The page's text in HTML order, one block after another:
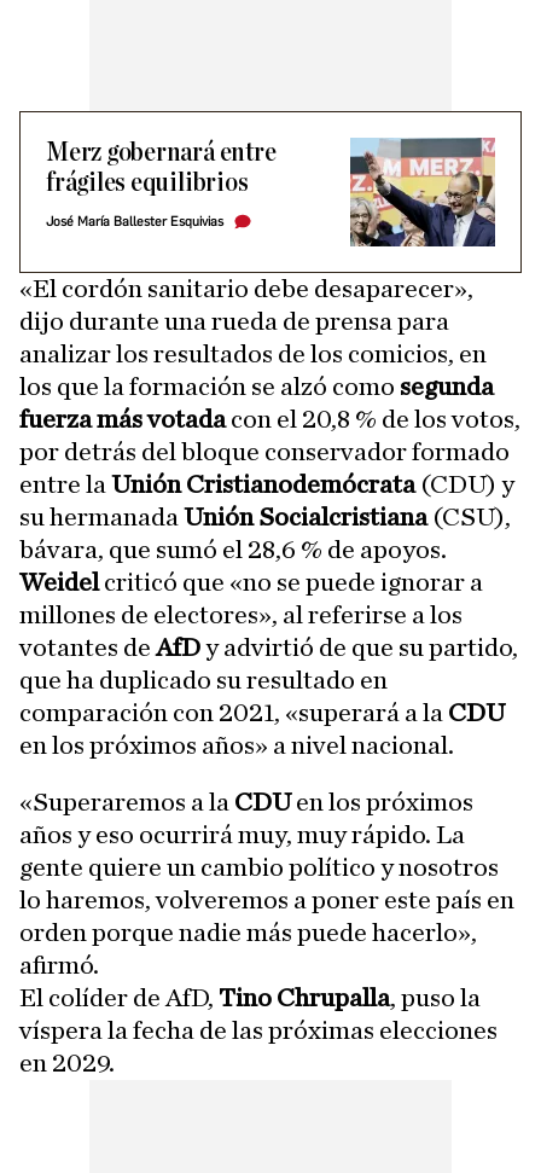
Merz gobernará entre
frágiles equilibrios
José María Ballester Esquivias
«El cordón sanitario debe desaparecer»,
dijo durante una rueda de prensa para
analizar los resultados de los comicios, en
los que la formación se alzó como segunda
fuerza más votadacon el 20,8 % de los votos,
por detrás del bloque conservador formado
entre la Unión Cristianodemócrata(CDU) y
su hermanada Unión Socialcristiana (CSU),
bávara, que sumó el 28,6 % de apoyos.
Weidelcriticó que «no se puede ignorar a
millones de electores», al referirse a los
votantes deAfDy advirtió de que su partido,
que ha duplicado su resultado en
comparación con 2021, «superará a la CDU
en los próximos años» a nivel nacional.
«Superaremos a la CDUen los próximos
años y eso ocurrirá muy, muy rápido. La
gente quiere un cambio político y nosotros
lo haremos, volveremos a poner este país en
orden porque nadie más puede hacerlo»,
afirmó.
El colíder de AfD, Tino Chrupalla, puso la
víspera la fecha de las próximas elecciones
en 2029.